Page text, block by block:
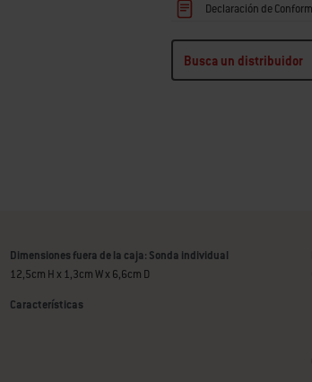
Declaración de
Busca un distribuidor
Dimensiones fuera de la caja: Sonda individual
12,5cm H x 1,3cm W x 6,6cm D
Características